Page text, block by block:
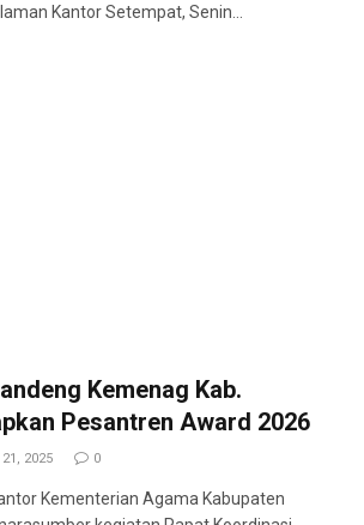
Kantor Setempat, Senin…
Kemenag Kab.
Pesantren Award 2026
2025 0
Kementerian Agama Kabupaten